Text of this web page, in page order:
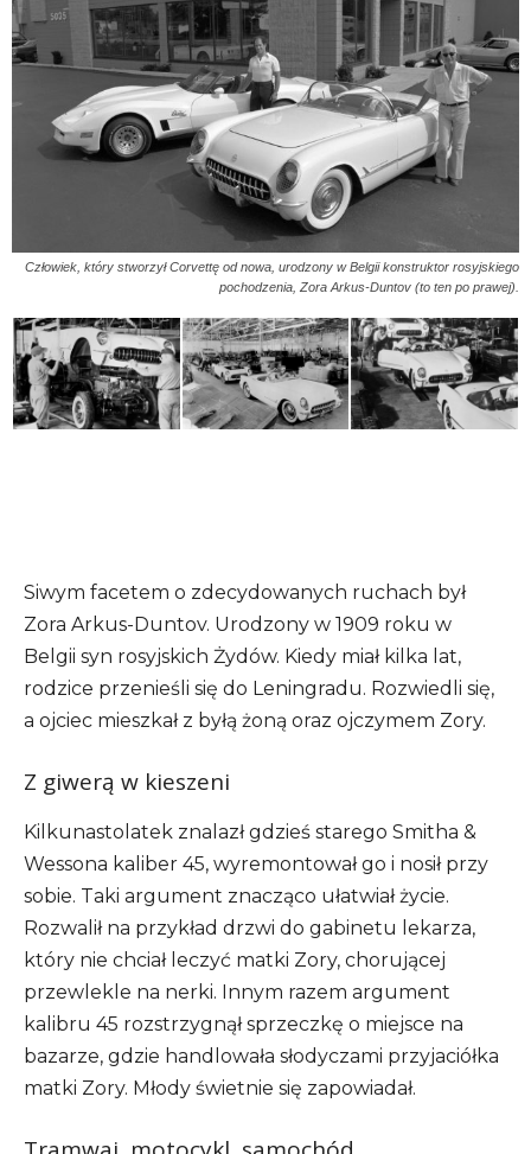
Człowiek, który stworzył Corvettę od nowa, urodzony w Belgii konstruktor rosyjskiego
pochodzenia, Zora Arkus-Duntov (to ten po prawej).
Siwym facetem o zdecydowanych ruchach był
Zora Arkus-Duntov. Urodzony w 1909 roku w
Belgii syn rosyjskich Żydów. Kiedy miał kilka lat,
rodzice przenieśli się do Leningradu. Rozwiedli się,
a ojciec mieszkał z byłą żoną oraz ojczymem Zory.
Z giwerą w kieszeni
Kilkunastolatek znalazł gdzieś starego Smitha &
Wessona kaliber 45, wyremontował go i nosił przy
sobie. Taki argument znacząco ułatwiał życie.
Rozwalił na przykład drzwi do gabinetu lekarza,
który nie chciał leczyć matki Zory, chorującej
przewlekle na nerki. Innym razem argument
kalibru 45 rozstrzygnął sprzeczkę o miejsce na
bazarze, gdzie handlowała słodyczami przyjaciółka
matki Zory. Młody świetnie się zapowiadał.